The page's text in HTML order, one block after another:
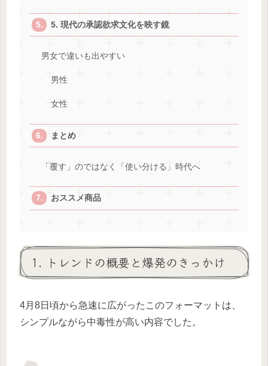
5. 現代の承認欲求文化を映す鏡
男女で違いも出やすい
男性
女性
まとめ
「覆す」のではなく「使い分ける」時代へ
おススメ商品
1. トレンドの概要と爆発のきっかけ
4月8日頃から急速に広がったこのフォーマットは、
シンプルながら中毒性が高い内容でした。